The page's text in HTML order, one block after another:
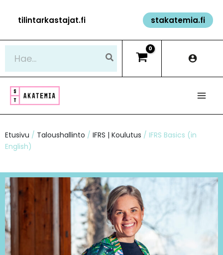
sisältöön
tilintarkastajat.fi stakatemia.fi
Etusivu / Taloushallinto / IFRS | Koulutus / IFRS Basics (in
English)